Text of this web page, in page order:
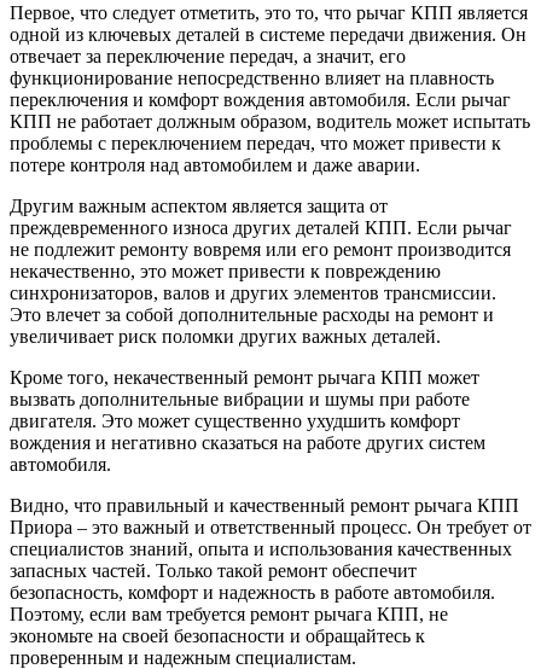
Первое, что следует отметить, это то, что рычаг КПП является
одной из ключевых деталей в системе передачи движения. Он
отвечает за переключение передач, а значит, его
функционирование непосредственно влияет на плавность
переключения и комфорт вождения автомобиля. Если рычаг
КПП не работает должным образом, водитель может испытать
проблемы с переключением передач, что может привести к
потере контроля над автомобилем и даже аварии.
Другим важным аспектом является защита от
преждевременного износа других деталей КПП. Если рычаг
не подлежит ремонту вовремя или его ремонт производится
некачественно, это может привести к повреждению
синхронизаторов, валов и других элементов трансмиссии.
Это влечет за собой дополнительные расходы на ремонт и
увеличивает риск поломки других важных деталей.
Кроме того, некачественный ремонт рычага КПП может
вызвать дополнительные вибрации и шумы при работе
двигателя. Это может существенно ухудшить комфорт
вождения и негативно сказаться на работе других систем
автомобиля.
Видно, что правильный и качественный ремонт рычага КПП
Приора – это важный и ответственный процесс. Он требует от
специалистов знаний, опыта и использования качественных
запасных частей. Только такой ремонт обеспечит
безопасность, комфорт и надежность в работе автомобиля.
Поэтому, если вам требуется ремонт рычага КПП, не
экономьте на своей безопасности и обращайтесь к
проверенным и надежным специалистам.